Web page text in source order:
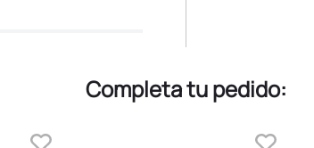
Completa tu pedido: